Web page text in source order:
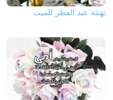
تهنئة عيد الفطر للميت